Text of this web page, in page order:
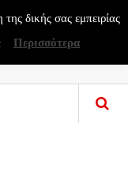
δικής σας εμπειρίας
Περισσότερα